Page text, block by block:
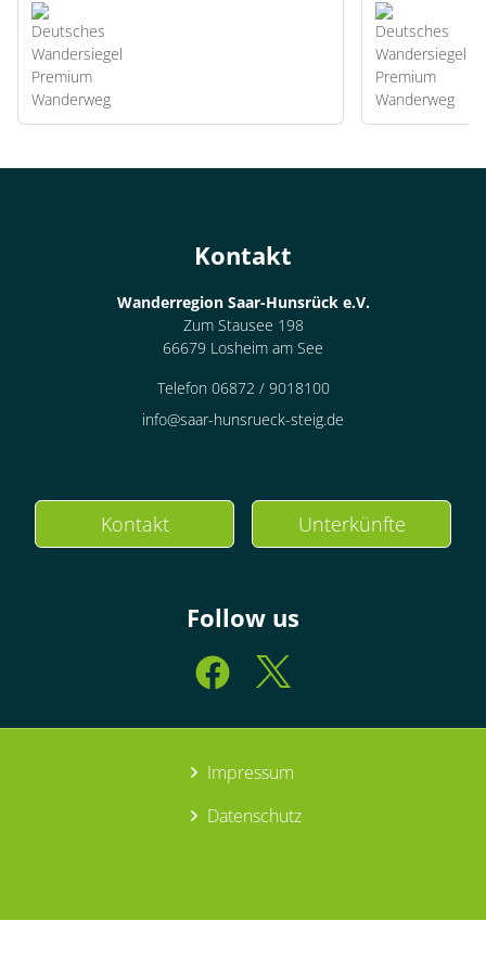
Kontakt
Wanderregion Saar-Hunsrück e.V.
Zum Stausee 198
66679 Losheim am See
Telefon 06872 / 9018100
info@saar-hunsrueck-steig.de
Kontakt Unterkünfte
Follow us
Impressum
Datenschutz